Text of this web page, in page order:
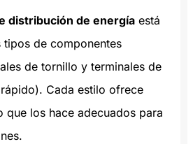
distribución de energía está
de componentes
de tornillo y terminales de
Cada estilo ofrece
que los hace adecuados para